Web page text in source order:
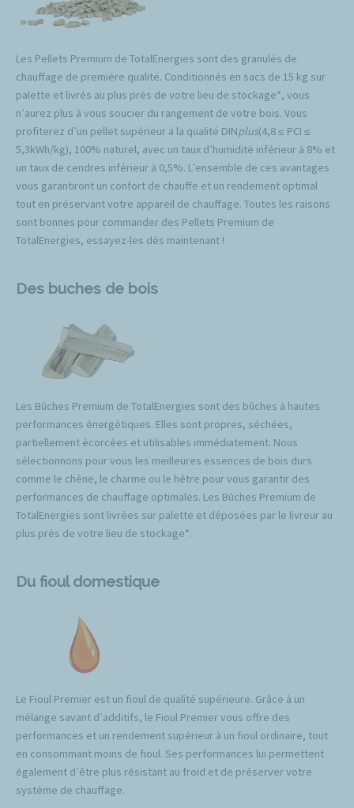
Les Pellets Premium de TotalEnergies sont des granulés de
chauffage de première qualité. Conditionnés en sacs de 15 kg sur
palette et livrés au plus près de votre lieu de stockage*, vous
n’aurez plus à vous soucier du rangement de votre bois. Vous
profiterez d’un pellet supérieur à la qualité DINplus(4,8 ≤ PCI ≤
5,3kWh/kg), 100% naturel, avec un taux d’humidité inférieur à 8% et
un taux de cendres inférieur à 0,5%. L’ensemble de ces avantages
vous garantiront un confort de chauffe et un rendement optimal
tout en préservant votre appareil de chauffage. Toutes les raisons
sont bonnes pour commander des Pellets Premium de
TotalEnergies, essayez-les dès maintenant !
Des buches de bois
Les Bûches Premium de TotalEnergies sont des bûches à hautes
performances énergétiques. Elles sont propres, séchées,
partiellement écorcées et utilisables immédiatement. Nous
sélectionnons pour vous les meilleures essences de bois durs
comme le chêne, le charme ou le hêtre pour vous garantir des
performances de chauffage optimales. Les Bûches Premium de
TotalEnergies sont livrées sur palette et déposées par le livreur au
plus près de votre lieu de stockage*.
Du fioul domestique
Le Fioul Premier est un fioul de qualité supérieure. Grâce à un
mélange savant d’additifs, le Fioul Premier vous offre des
performances et un rendement supérieur à un fioul ordinaire, tout
en consommant moins de fioul. Ses performances lui permettent
également d’être plus résistant au froid et de préserver votre
système de chauffage.